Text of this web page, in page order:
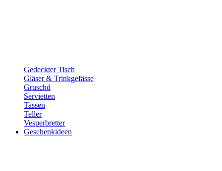
Gedeckter Tisch
Gläser & Trinkgefässe
Gruschd
Servietten
Tassen
Teller
Vesperbretter
Geschenkideen